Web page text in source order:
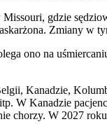
gdzie
Zmiany w
ono na
Kanadzie,
W Kanadzie
W 2027